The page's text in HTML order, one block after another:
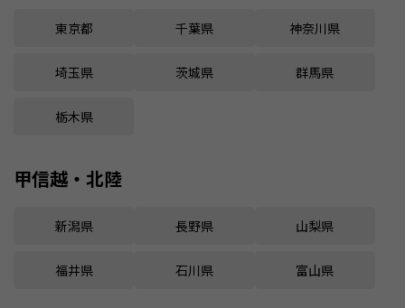
東京都 千葉県 神奈川県
埼玉県 茨城県 群馬県
栃木県
甲信越・北陸
新潟県 長野県 山梨県
福井県 石川県 富山県